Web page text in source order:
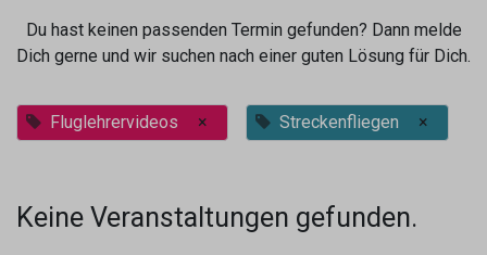
Du hast keinen passenden Termin gefunden? Dann melde
Dich gerne und wir suchen nach einer guten Lösung für Dich.
Fluglehrervideos × Streckenfliegen ×
Keine Veranstaltungen gefunden.